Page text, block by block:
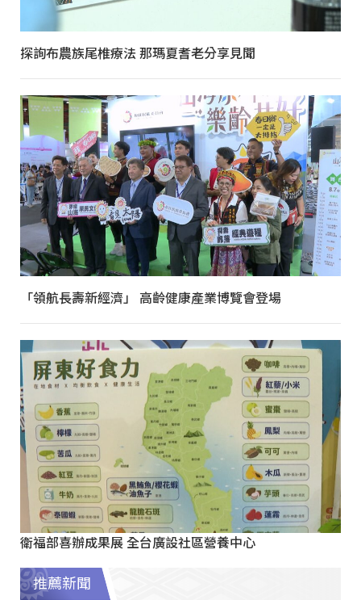
探詢布農族尾椎療法 那瑪夏耆老分享見聞
「領航長壽新經濟」 高齡健康產業博覽會登場
衛福部喜辦成果展 全台廣設社區營養中心
推薦新聞